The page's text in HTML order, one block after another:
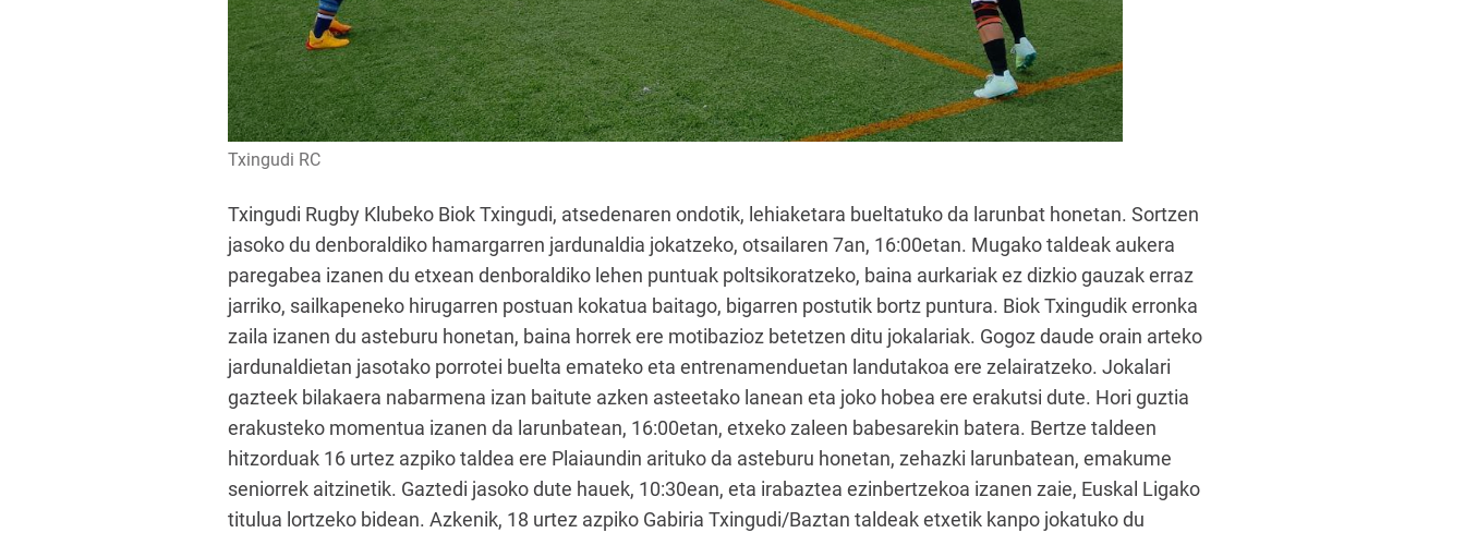
Txingudi RC
Txingudi Rugby Klubeko Biok Txingudi, atsedenaren ondotik, lehiaketara bueltatuko da larunbat honetan. Sortzen
jasoko du denboraldiko hamargarren jardunaldia jokatzeko, otsailaren 7an, 16:00etan. Mugako taldeak aukera
paregabea izanen du etxean denboraldiko lehen puntuak poltsikoratzeko, baina aurkariak ez dizkio gauzak erraz
jarriko, sailkapeneko hirugarren postuan kokatua baitago, bigarren postutik bortz puntura. Biok Txingudik erronka
zaila izanen du asteburu honetan, baina horrek ere motibazioz betetzen ditu jokalariak. Gogoz daude orain arteko
jardunaldietan jasotako porrotei buelta emateko eta entrenamenduetan landutakoa ere zelairatzeko. Jokalari
gazteek bilakaera nabarmena izan baitute azken asteetako lanean eta joko hobea ere erakutsi dute. Hori guztia
erakusteko momentua izanen da larunbatean, 16:00etan, etxeko zaleen babesarekin batera. Bertze taldeen
hitzorduak 16 urtez azpiko taldea ere Plaiaundin arituko da asteburu honetan, zehazki larunbatean, emakume
seniorrek aitzinetik. Gaztedi jasoko dute hauek, 10:30ean, eta irabaztea ezinbertzekoa izanen zaie, Euskal Ligako
titulua lortzeko bidean. Azkenik, 18 urtez azpiko Gabiria Txingudi/Baztan taldeak etxetik kanpo jokatuko du